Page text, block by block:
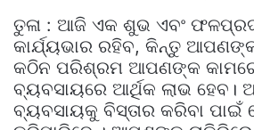
ତୁଳା : ଆଜି ଏକ ଶୁଭ ଏବଂ
କାର୍ଯ୍ୟଭାର ରହିବ, କିନ୍ତୁ
କଠିନ ପରିଶ୍ରମ ଆପଣଙ୍କ
ବ୍ୟବସାୟରେ ଆର୍ଥିକ ଲାଭ
ବ୍ୟବସାୟକୁ ବିସ୍ତାର କରିବା ପାଇଁ